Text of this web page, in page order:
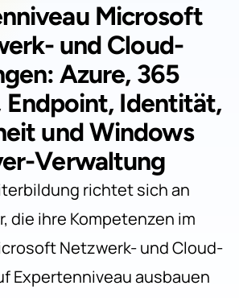
Microsoft
und Cloud-
Azure, 365
Identität,
und Windows
Verwaltung
richtet sich an
die ihre Kompetenzen im
Netzwerk- und Cloud-
Expertenniveau ausbauen